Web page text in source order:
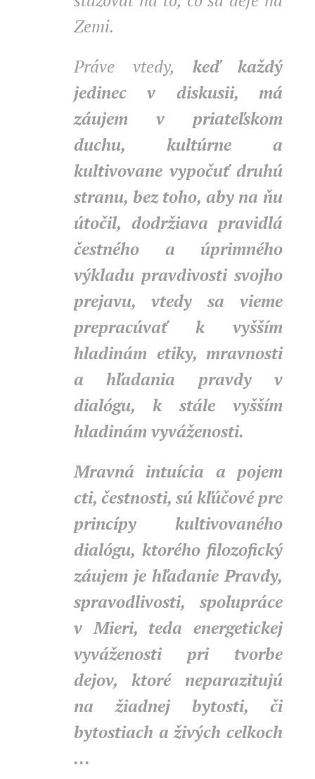
Zemi.
Práve vtedy, keď každý
jedinec v diskusii, má
záujem v priateľskom
duchu, kultúrne a
kultivovane vypočuť druhú
stranu, bez toho, aby na ňu
útočil, dodržiava pravidlá
čestného a úprimného
výkladu pravdivosti svojho
prejavu, vtedy sa vieme
prepracúvať k vyšším
hladinám etiky, mravnosti
a hľadania pravdy v
dialógu, k stále vyšším
hladinám vyváženosti.
Mravná intuícia a pojem
cti, čestnosti, sú kľúčové pre
princípy kultivovaného
dialógu, ktorého filozofický
záujem je hľadanie Pravdy,
spravodlivosti, spolupráce
v Mieri, teda energetickej
vyváženosti pri tvorbe
dejov, ktoré neparazitujú
na žiadnej bytosti, či
bytostiach a živých celkoch
...